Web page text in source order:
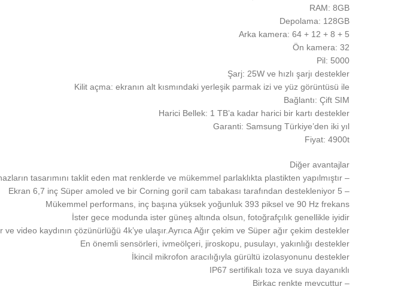
RAM: 8GB
Depolama: 128GB
Arka kamera: 64 + 12 + 8 + 5
Ön kamera: 32
Pil: 5000
Şarj: 25W ve hızlı şarjı destekler
Kilit açma: ekranın alt kısmındaki yerleşik parmak izi ve yüz görüntüsü ile
Bağlantı: Çift SIM
Harici Bellek: 1 TB’a kadar harici bir kartı destekler
Garanti: Samsung Türkiye’den iki yıl
Fiyat: 4900t
Diğer avantajlar
– Tasarım, önde gelen cihazların tasarımını taklit eden mat renklerde ve mükemmel parlaklıkta plastikten yapılmıştır
– Ekran 6,7 inç Süper amoled ve bir Corning goril cam tabakası tarafından destekleniyor 5
Mükemmel performans, inç başına yüksek yoğunluk 393 piksel ve 90 Hz frekans
İster gece modunda ister güneş altında olsun, fotoğrafçılık genellikle iyidir
video kaydının çözünürlüğü 4k’ye ulaşır.Ayrıca Ağır çekim ve Süper ağır çekim destekler
En önemli sensörleri, ivmeölçeri, jiroskopu, pusulayı, yakınlığı destekler
İkincil mikrofon aracılığıyla gürültü izolasyonunu destekler
IP67 sertifikalı toza ve suya dayanıklı
– Birkaç renkte mevcuttur